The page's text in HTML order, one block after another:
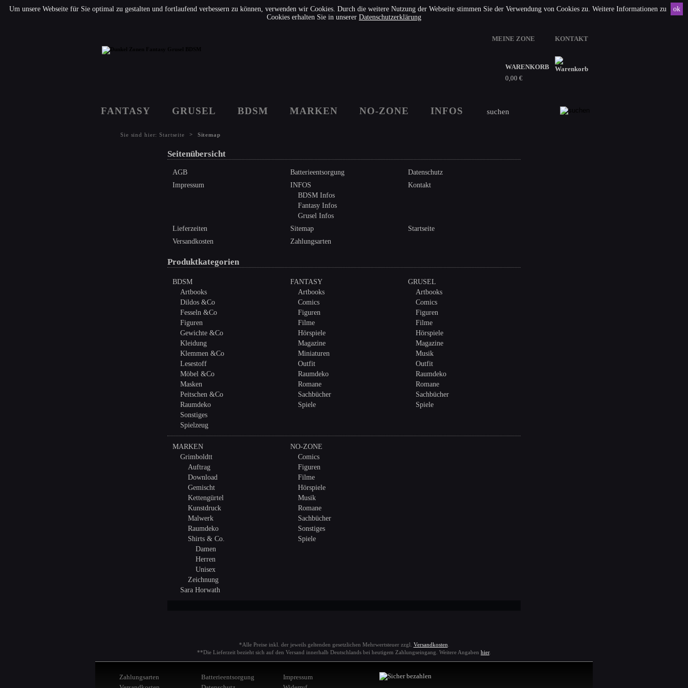
ok
Um unsere Webseite für Sie optimal zu gestalten und fortlaufend verbessern zu können, verwenden wir Cookies. Durch die weitere Nutzung der Webseite stimmen Sie der Verwendung von Cookies zu. Weitere Informationen zu
Cookies erhalten Sie in unserer Datenschutzerklärung
MEINE ZONE KONTAKT
WARENKORB
0,00 €
FANTASY GRUSEL BDSM MARKEN NO-ZONE INFOS
Sie sind hier:Startseite > Sitemap
Seitenübersicht
AGB Batterieentsorgung
Datenschutz
Impressum
INFOS
BDSM Infos
Fantasy Infos
Grusel Infos
Kontakt
Lieferzeiten Sitemap
Startseite
Versandkosten
Zahlungsarten
Produktkategorien
BDSM
Artbooks
Dildos &Co
Fesseln &Co
Figuren
Gewichte &Co
Kleidung
Klemmen &Co
Lesestoff
Möbel &Co
Masken
Peitschen &Co
Raumdeko
Sonstiges
Spielzeug
FANTASY
Artbooks
Comics
Figuren
Filme
Hörspiele
Magazine
Miniaturen
Outfit
Raumdeko
Romane
Sachbücher
Spiele
GRUSEL
Artbooks
Comics
Figuren
Filme
Hörspiele
Magazine
Musik
Outfit
Raumdeko
Romane
Sachbücher
Spiele
MARKEN
Grimboldtt
Auftrag
Download
Gemischt
Kettengürtel
Kunstdruck
Malwerk
Raumdeko
Shirts & Co.
Damen
Herren
Unisex
Zeichnung
Sara Horwath
NO-ZONE
Comics
Figuren
Filme
Hörspiele
Musik
Romane
Sachbücher
Sonstiges
Spiele
*Alle Preise inkl. der jeweils geltenden gesetzlichen Mehrwertsteuer zzgl. Versandkosten
**Die Lieferzeit bezieht sich auf den Versand innerhalb Deutschlands bei heutigem Zahlungseingang. Weitere Angaben hier.
Zahlungsarten
Batterieentsorgung
Impressum